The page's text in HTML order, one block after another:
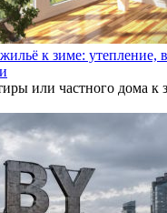
к зиме: утепление,
или частного дома к